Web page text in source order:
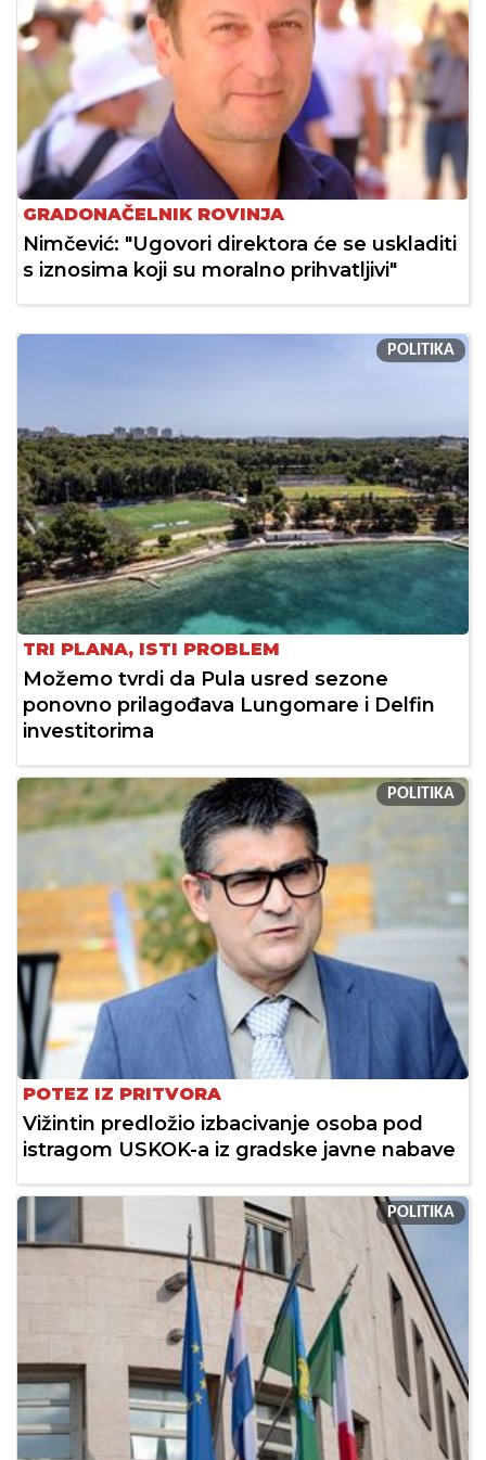
GRADONAČELNIK ROVINJA
Nimčević: "Ugovori direktora će se uskladiti
s iznosima koji su moralno prihvatljivi"
POLITIKA
TRI PLANA, ISTI PROBLEM
Možemo tvrdi da Pula usred sezone
ponovno prilagođava Lungomare i Delfin
investitorima
POLITIKA
POTEZ IZ PRITVORA
Vižintin predložio izbacivanje osoba pod
istragom USKOK-a iz gradske javne nabave
POLITIKA